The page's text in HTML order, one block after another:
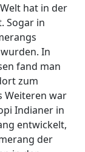
hat in der
Sogar in
In
fand man
zum
Weiteren war
Indianer in
entwickelt,
der